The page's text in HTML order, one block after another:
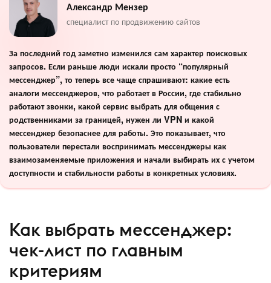
Александр Мензер
специалист по продвижению сайтов
За последний год заметно изменился сам характер поисковых
запросов. Если раньше люди искали просто “популярный
мессенджер”, то теперь все чаще спрашивают: какие есть
аналоги мессенджеров, что работает в России, где стабильно
работают звонки, какой сервис выбрать для общения с
родственниками за границей, нужен ли VPN и какой
мессенджер безопаснее для работы. Это показывает, что
пользователи перестали воспринимать мессенджеры как
взаимозаменяемые приложения и начали выбирать их с учетом
доступности и стабильности работы в конкретных условиях.
Как выбрать мессенджер:
чек-лист по главным
критериям